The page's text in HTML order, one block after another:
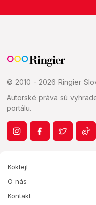
© 2010 - 2026 Ringier
Autorské práva sú
portálu.
Koktejl
O nás
Kontakt